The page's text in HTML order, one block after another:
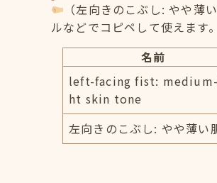
（左向きのこぶし: やや薄
ルなどでコピペして使えます。
名前
left-facing fist:
ht skin tone
左向きのこぶし: やや薄い